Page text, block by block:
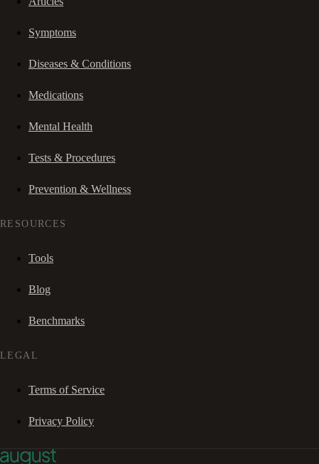
Symptoms
Diseases & Conditions
Medications
Mental Health
Tests & Procedures
Prevention & Wellness
RESOURCES
Tools
Blog
Benchmarks
LEGAL
Terms of Service
Privacy Policy